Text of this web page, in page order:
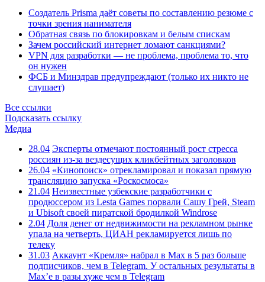
Создатель Prisma даёт советы по составлению резюме с
точки зрения нанимателя
Обратная связь по блокировкам и белым спискам
Зачем российский интернет ломают санкциями?
VPN для разработки — не проблема, проблема то, что
он нужен
ФСБ и Минздрав предупреждают (только их никто не
слушает)
Все ссылки
Подсказать ссылку
Медиа
28.04 Эксперты отмечают постоянный рост стресса
россиян из-за вездесущих кликбейтных заголовков
26.04 «Кинопоиск» отрекламировал и показал прямую
трансляцию запуска «Роскосмоса»
21.04 Неизвестные узбекские разработчики с
продюссером из Lesta Games порвали Сашу Грей, Steam
и Ubisoft своей пиратской бродилкой Windrose
2.04 Доля денег от недвижимости на рекламном рынке
упала на четверть, ЦИАН рекламируется лишь по
телеку
31.03 Аккаунт «Кремля» набрал в Max в 5 раз больше
подписчиков, чем в Telegram. У остальных результаты в
Max’е в разы хуже чем в Telegram